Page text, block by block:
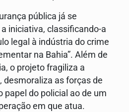
pública já se
iniciativa, classificando-a
legal à indústria do crime
na Bahia”. Além de
o projeto fragiliza a
desmoraliza as forças de
papel do policial ao de um
em que atua.